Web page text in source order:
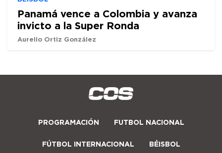
Panamá vence a Colombia y avanza
invicto a la Super Ronda
Aurelio Ortiz González
PROGRAMACIÓN FUTBOL NACIONAL
FÚTBOL INTERNACIONAL BÉISBOL